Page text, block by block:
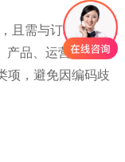
且需与订单中商品
产品、运营三方联
项，避免因编码歧